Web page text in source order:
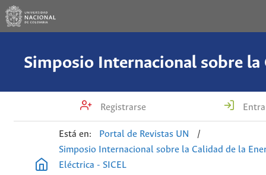
Registrarse
Está en: Portal de Revistas UN
/
Simposio Internacional sobre la Calidad de la
Eléctrica - SICEL